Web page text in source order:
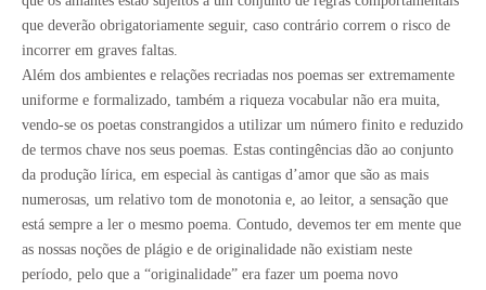
que deverão obrigatoriamente seguir, caso contrário correm o risco de
incorrer em graves faltas.
Além dos ambientes e relações recriadas nos poemas ser extremamente
uniforme e formalizado, também a riqueza vocabular não era muita,
vendo-se os poetas constrangidos a utilizar um número finito e reduzido
de termos chave nos seus poemas. Estas contingências dão ao conjunto
da produção lírica, em especial às cantigas d’amor que são as mais
numerosas, um relativo tom de monotonia e, ao leitor, a sensação que
está sempre a ler o mesmo poema. Contudo, devemos ter em mente que
as nossas noções de plágio e de originalidade não existiam neste
período, pelo que a “originalidade” era fazer um poema novo